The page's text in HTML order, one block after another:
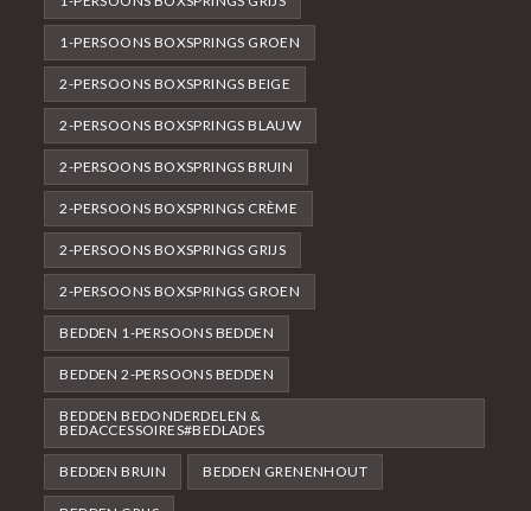
1-PERSOONS BOXSPRINGS GROEN
2-PERSOONS BOXSPRINGS BEIGE
2-PERSOONS BOXSPRINGS BLAUW
2-PERSOONS BOXSPRINGS BRUIN
2-PERSOONS BOXSPRINGS CRÈME
2-PERSOONS BOXSPRINGS GRIJS
2-PERSOONS BOXSPRINGS GROEN
BEDDEN 1-PERSOONS BEDDEN
BEDDEN 2-PERSOONS BEDDEN
BEDDEN BEDONDERDELEN &
BEDACCESSOIRES#BEDLADES
BEDDEN BRUIN BEDDEN GRENENHOUT